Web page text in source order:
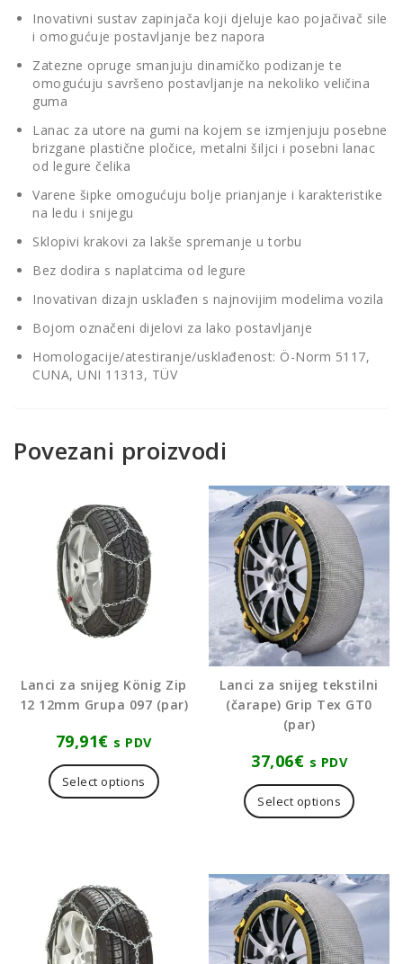
Inovativni sustav zapinjača koji djeluje kao pojačivač sile
i omogućuje postavljanje bez napora
Zatezne opruge smanjuju dinamičko podizanje te
omogućuju savršeno postavljanje na nekoliko veličina
guma
Lanac za utore na gumi na kojem se izmjenjuju posebne
brizgane plastične pločice, metalni šiljci i posebni lanac
od legure čelika
Varene šipke omogućuju bolje prianjanje i karakteristike
na ledu i snijegu
Sklopivi krakovi za lakše spremanje u torbu
Bez dodira s naplatcima od legure
Inovativan dizajn usklađen s najnovijim modelima vozila
Bojom označeni dijelovi za lako postavljanje
Homologacije/atestiranje/usklađenost: Ö-Norm 5117,
CUNA, UNI 11313, TÜV
Povezani proizvodi
Lanci za snijeg König Zip
12 12mm Grupa 097 (par)
79,91€ s PDV
Select options
Lanci za snijeg tekstilni
(čarape) Grip Tex GT0
(par)
37,06€ s PDV
Select options
Opcije
se
mogu
na
stranici